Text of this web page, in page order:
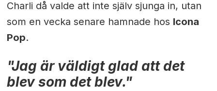
Charli då valde att inte själv sjunga in, utan
som en vecka senare hamnade hos Icona
Pop.
"Jag är väldigt glad att det
blev som det blev."